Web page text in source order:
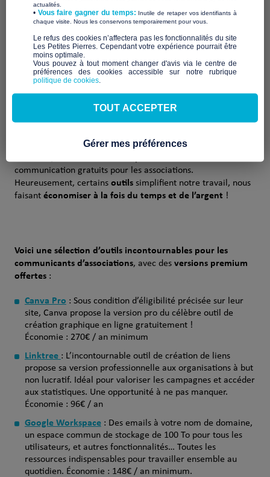
Communiquer efficacement nécessite des ressources
humaines, du temps et un budget. Un équilibre essentiel,
souvent restreints, cet équilibre devient difficile à maintenir.
communication gratuits pour les associations.
Heureusement, certains outilssimplifient notre travail, nous
faisant économiser à la fois du temps et de l’argent !
Voici une sélection d’outils incontournables pour les
communicants d’associations, avec des versions premium
offertes:
Canva Pro : Sous condition d’éligibilité précisée sur leur
site, Canva propose la version pro du célèbre outil de
création graphique en ligne gratuitement !
Économie : 270€ / an minimum
Linktree : L’incontournable outil de création de liens
propose sa version professionnelle aux organisations à but
non lucratif. Idéal pour valoriser les campagnes et accéder
aux statistiques. Une opportunité à ne pas manquer.
Économie : 96€ / an
Google Workspace: Des emails à votre nom de domaine,
un espace commun de stockage de 100 To pour tous les
utilisateurs, et autres fonctionnalités… Toutes les
ressources indispensables pour travailler ensemble au
quotidien. Économie : 148€ / an minimum.
actualités.
​• Vous faire gagner du temps: Inutile de retaper vos identifiants à
chaque visite. Nous les conservons temporairement pour vous.
​Le refus des cookies n’affectera pas les fonctionnalités du site
Les Petites Pierres. Cependant votre expérience pourrait être
moins optimale.​
Vous pouvez à tout moment changer d'avis via le centre de
préférences des cookies accessible sur notre rubrique
politique de cookies
TOUT ACCEPTER
Gérer mes préférences